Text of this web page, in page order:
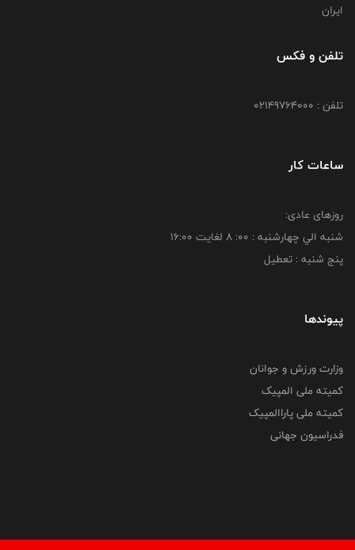
ایران
تلفن و فکس
تلفن : 02149764000
ساعات کار
روزهای عادی:
شنبه الي چهارشنبه : 00: 8 لغايت 16:00
پنج شنبه : تعطیل
پیوندها
وزارت ورزش و جوانان
کمیته ملی المپیک
کمیته ملی پاراالمپیک
فدراسیون جهانی